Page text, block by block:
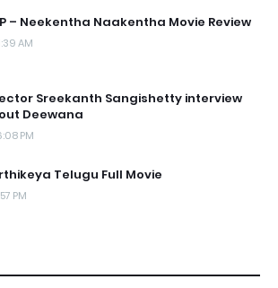
– Neekentha Naakentha Movie Review
AM
Sreekanth Sangishetty interview
Deewana
PM
Telugu Full Movie
PM